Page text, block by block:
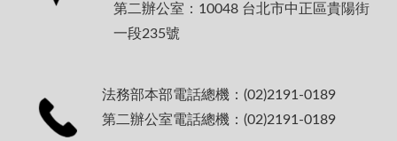
第二辦公室：10048 台北市中正區貴陽街
一段235號
法務部本部電話總機：(02)2191-0189
第二辦公室電話總機：(02)2191-0189